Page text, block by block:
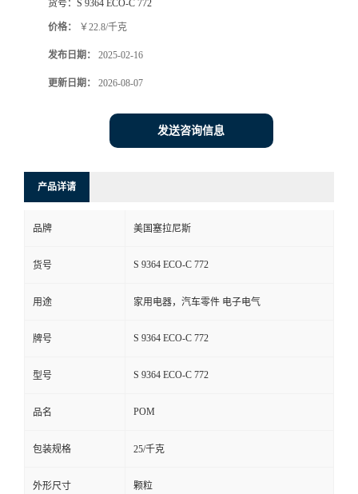
货号： S 9364 ECO-C 772
价格： ￥22.8/千克
发布日期： 2025-02-16
更新日期： 2026-08-07
发送咨询信息
产品详请
品牌 美国塞拉尼斯
货号 S 9364 ECO-C 772
用途 家用电器，汽车零件 电子电气
牌号 S 9364 ECO-C 772
型号 S 9364 ECO-C 772
品名 POM
包装规格 25/千克
外形尺寸 颗粒